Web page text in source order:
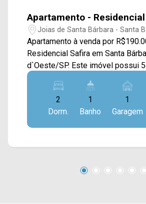
Apartamento - Residencial
Joias de Santa Bárbara - Santa
D`Oeste/SP
Apartamento à venda por
Residencial Safira em Santa
d`Oeste/SP. Este imóvel possui 54M²,
oferecendo uma sala de estar e
integradas, cozinha com
área de serviço. > 02 dormitórios; > 01 banheiro
social; > 01 vaga de garagem
condomínio esta localizado
escolas e entre outros. Entre em contato com a
e Telefone Arbix: (19) 3475-4546 ARBIX
2
Dorm.
1
Banho
1
Garagem